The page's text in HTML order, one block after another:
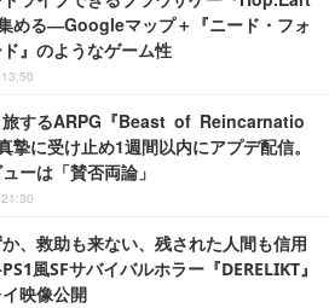
める―Googleマップ＋『ニード・フォ
』のようなゲーム性
旅するARPG『Beast of Reincarnatio
摯に受け止め1週間以内にアプデ配信。
ーは「賛否両論」
、救助も来ない、残された人間も信用
風SFサバイバルホラー『DERELIKT』
映像公開